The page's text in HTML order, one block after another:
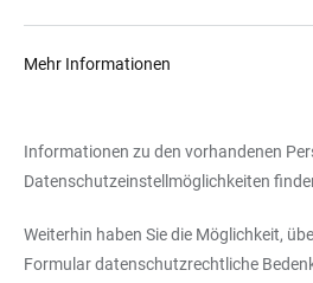
Mehr Informationen
Informationen zu den vorhandenen
Datenschutzeinstellmöglichkeiten
Weiterhin haben Sie die Möglichkeit,
Formular datenschutzrechtliche